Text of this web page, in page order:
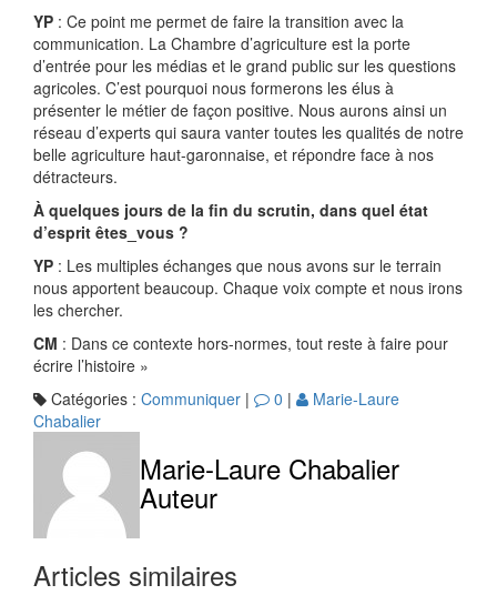
YP : Ce point me permet de faire la transition avec la
communication. La Chambre d’agriculture est la porte
d’entrée pour les médias et le grand public sur les questions
agricoles. C’est pourquoi nous formerons les élus à
présenter le métier de façon positive. Nous aurons ainsi un
réseau d’experts qui saura vanter toutes les qualités de notre
belle agriculture haut-garonnaise, et répondre face à nos
détracteurs.
À quelques jours de la fin du scrutin, dans quel état
d’esprit êtes_vous ?
YP : Les multiples échanges que nous avons sur le terrain
nous apportent beaucoup. Chaque voix compte et nous irons
les chercher.
CM : Dans ce contexte hors-normes, tout reste à faire pour
écrire l’histoire »
Catégories : Communiquer | 0 |
Marie-Laure
Chabalier
Marie-Laure Chabalier
Auteur
Articles similaires